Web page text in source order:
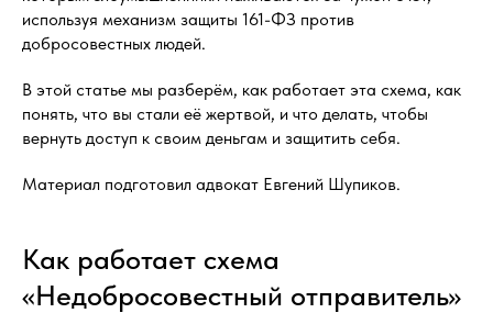
используя механизм защиты 161-ФЗ против
добросовестных людей.
В этой статье мы разберём, как работает эта схема, как
понять, что вы стали её жертвой, и что делать, чтобы
вернуть доступ к своим деньгам и защитить себя.
Материал подготовил адвокат Евгений Шупиков.
Как работает схема
«Недобросовестный отправитель»